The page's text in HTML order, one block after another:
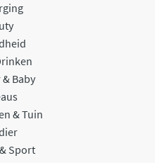
Baby
& Tuin
Sport